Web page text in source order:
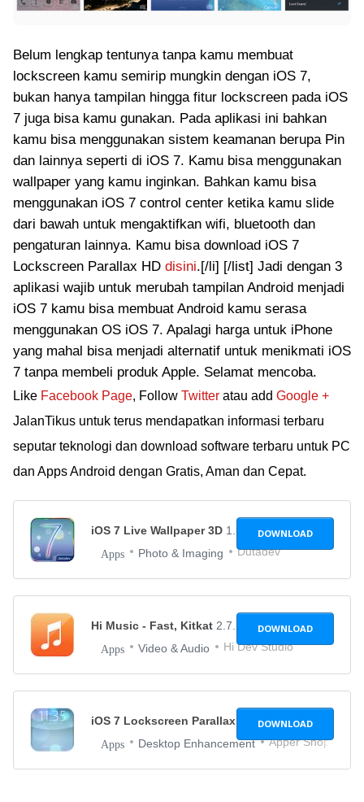
Belum lengkap tentunya tanpa kamu membuat
lockscreen kamu semirip mungkin dengan iOS 7,
bukan hanya tampilan hingga fitur lockscreen pada iOS
7 juga bisa kamu gunakan. Pada aplikasi ini bahkan
kamu bisa menggunakan sistem keamanan berupa Pin
dan lainnya seperti di iOS 7. Kamu bisa menggunakan
wallpaper yang kamu inginkan. Bahkan kamu bisa
menggunakan iOS 7 control center ketika kamu slide
dari bawah untuk mengaktifkan wifi, bluetooth dan
pengaturan lainnya. Kamu bisa download iOS 7
Lockscreen Parallax HD disini.[/li] [/list] Jadi dengan 3
aplikasi wajib untuk merubah tampilan Android menjadi
iOS 7 kamu bisa membuat Android kamu serasa
menggunakan OS iOS 7. Apalagi harga untuk iPhone
yang mahal bisa menjadi alternatif untuk menikmati iOS
7 tanpa membeli produk Apple. Selamat mencoba.
Like Facebook Page, Follow Twitter atau add Google +
JalanTikus untuk terus mendapatkan informasi terbaru
seputar teknologi dan download software terbaru untuk PC
dan Apps Android dengan Gratis, Aman dan Cepat.
iOS 7 Live Wallpaper 3D 1.3.3
Apps Photo & Imaging Dutadev
DOWNLOAD
Hi Music - Fast, Kitkat 2.7.2
Apps Video & Audio Hi Dev Studio
DOWNLOAD
iOS 7 Lockscreen Parallax HD 3.0.8
Apps Desktop Enhancement Apper Shopper
DOWNLOAD